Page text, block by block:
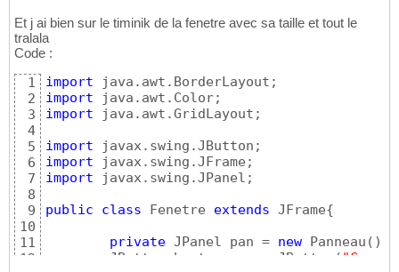
14
15
16
17
18
19
20
21
                 g.setColor
(Color.RED)
                 g.drawString
                 e.printStackTrace
}
}
Et j ai bien sur le timinik de la fenetre avec sa taille et tout le
tralala
Code :
1
2
3
4
5
6
7
8
9
10
11
12
import
import
import java.awt.GridLayout;
import
import
import javax.swing.JPanel;
public
class Fenetre extends JFrame{
private JPanel pan = new Panneau ( )
	JButton bouton =
JButton (